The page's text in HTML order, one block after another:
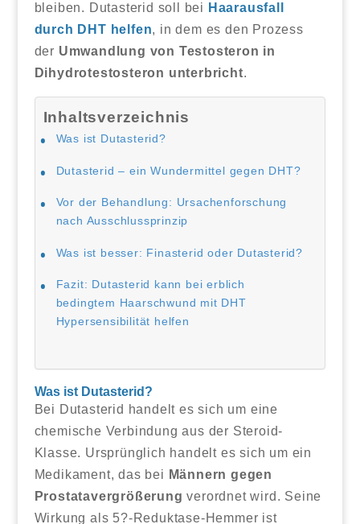
bleiben. Dutasterid soll bei Haarausfall
durch DHT helfen, in dem es den Prozess
der Umwandlung von Testosteron in
Dihydrotestosteron unterbricht.
Inhaltsverzeichnis
Was ist Dutasterid?
Dutasterid – ein Wundermittel gegen DHT?
Vor der Behandlung: Ursachenforschung
nach Ausschlussprinzip
Was ist besser: Finasterid oder Dutasterid?
Fazit: Dutasterid kann bei erblich
bedingtem Haarschwund mit DHT
Hypersensibilität helfen
Was ist Dutasterid?
Bei Dutasterid handelt es sich um eine
chemische Verbindung aus der Steroid-
Klasse. Ursprünglich handelt es sich um ein
Medikament, das bei Männern gegen
Prostatavergrößerung verordnet wird. Seine
Wirkung als 5?-Reduktase-Hemmer ist